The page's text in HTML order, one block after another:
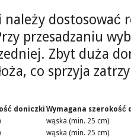
należy dostosować
przesadzaniu
Zbyt duża
co sprzyja
doniczki Wymagana szerokość
wąska (min. 25 cm)
wąska (min. 25 cm)